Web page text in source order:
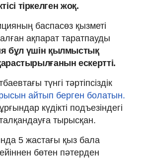
тіркелген жоқ.
баспасөз қызметі
ақпарат таратпауды
бұл үшін қылмыстық
ескертті.
түнгі тәртіпсіздік
айтып берген болатын.
күдікті подъезіндегі
тырысқан.
5 жастағы қыз бала
бөтен пәтерден